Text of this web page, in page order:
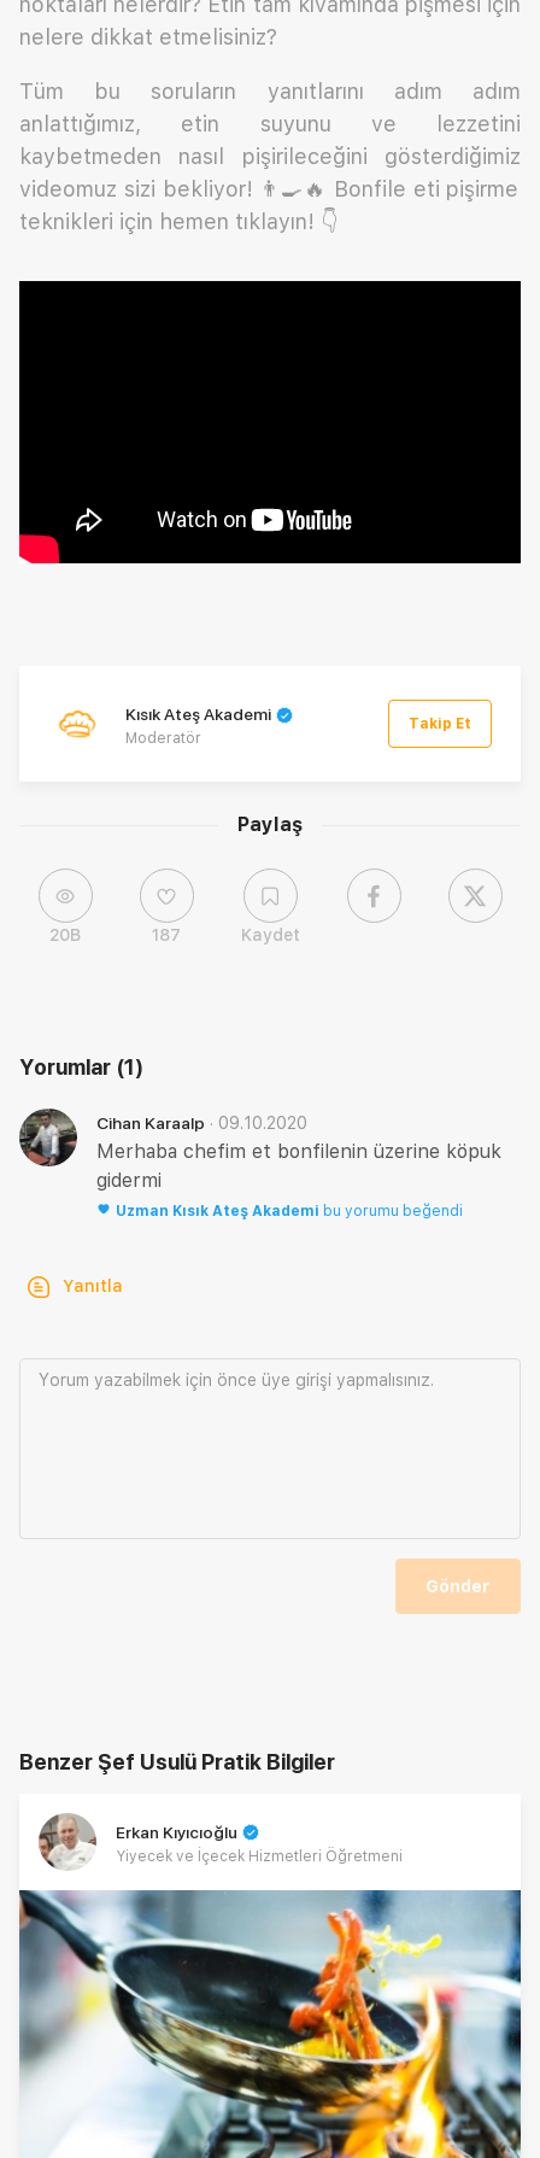
Paylaş
20B 187 Kaydet
nelere dikkat etmelisiniz?
Tüm bu soruların yanıtlarını adım adım
anlattığımız, etin suyunu ve lezzetini
kaybetmeden nasıl pişirileceğini gösterdiğimiz
videomuz sizi bekliyor! 👨‍🍳🔥 Bonfile eti pişirme
teknikleri için hemen tıklayın! 👇
Kısık Ateş Akademi
Moderatör
Takip Et
Yorumlar (1)
Cihan Karaalp · 09.10.2020
Merhaba chefim et bonfilenin üzerine köpuk
gidermi
Uzman Kısık Ateş Akademi bu yorumu beğendi
Yanıtla
Yorum yazabilmek için önce üye girişi yapmalısınız.
Gönder
Benzer Şef Usulü Pratik Bilgiler
Erkan Kıyıcıoğlu
Yiyecek ve İçecek Hizmetleri Öğretmeni